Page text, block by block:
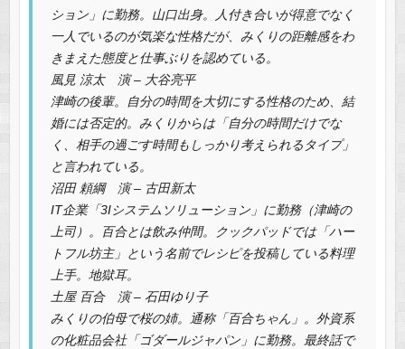
ション」に勤務。山口出身。人付き合いが得意でなく
一人でいるのが気楽な性格だが、みくりの距離感をわ
きまえた態度と仕事ぶりを認めている。
風見 涼太 演 – 大谷亮平
津崎の後輩。自分の時間を大切にする性格のため、結
婚には否定的。みくりからは「自分の時間だけでな
く、相手の過ごす時間もしっかり考えられるタイプ」
と言われている。
沼田 頼綱 演 – 古田新太
IT企業「3Iシステムソリューション」に勤務（津崎の
上司）。百合とは飲み仲間。クックパッドでは「ハー
トフル坊主」という名前でレシピを投稿している料理
上手。地獄耳。
土屋 百合 演 – 石田ゆり子
みくりの伯母で桜の姉。通称「百合ちゃん」。外資系
の化粧品会社「ゴダールジャパン」に勤務。最終話で